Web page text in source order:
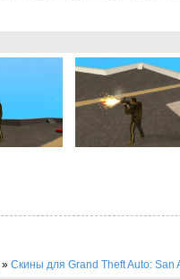
» Скины для Grand Theft Auto: San